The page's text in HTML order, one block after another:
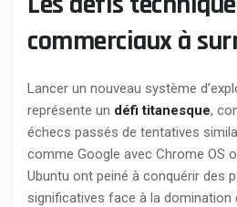
commerciaux à
Lancer un nouveau système
représente un défi titanesque,
échecs passés de tentatives
comme Google avec Chrome OS
Ubuntu ont peiné à conquérir des
significatives face à la domination